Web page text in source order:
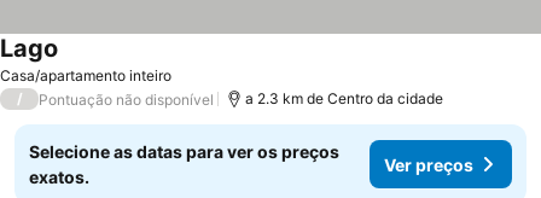
Casa/apartamento inteiro
Lago
/ Pontuação não disponível a 2.3 km de Centro da cidade
Selecione as datas para ver os preços
exatos.
Ver preços